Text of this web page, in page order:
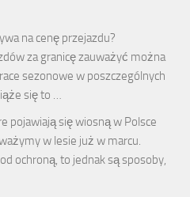
na cenę przejazdu?
za granicę zauważyć można
sezonowe w poszczególnych
się to …
pojawiają się wiosną w Polsce
w lesie już w marcu.
ochroną, to jednak są sposoby,